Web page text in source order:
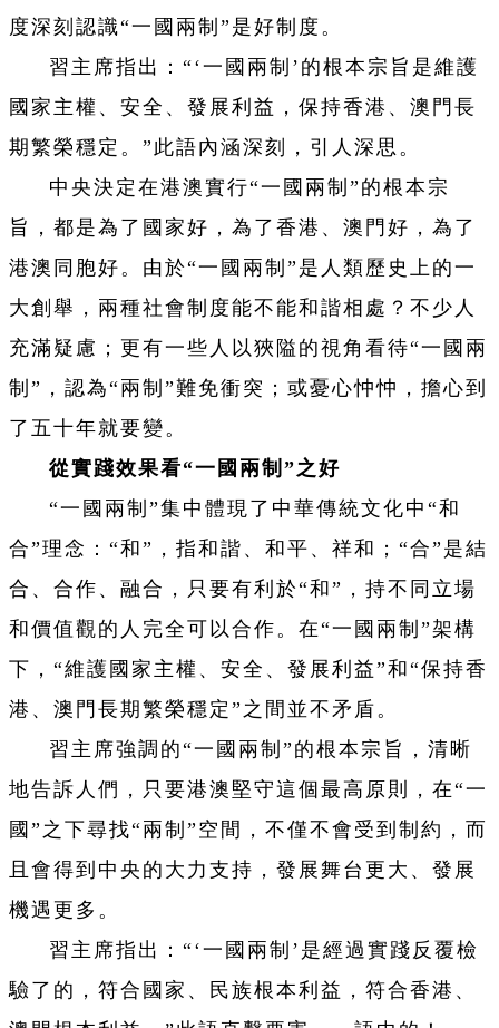
度深刻認識“一國兩制”是好制度。
習主席指出：“‘一國兩制 ’的根本宗旨是維護
國家主權、安全、發展利益，保持香港、澳門長
期繁榮穩定。”此語內涵深刻，引人深思。
中央決定在港澳實行“一國兩制”的根本宗
旨，都是為了國家好，為了香港、澳門好，為了
港澳同胞好。由於“一國兩制”是人類歷史上的一
大創舉，兩種社會制度能不能和諧相處？不少人
充滿疑慮；更有一些人以狹隘的視角看待“一國兩
制”，認為“兩制”難免衝突；或憂心忡忡，擔心到
了五十年就要變。
從實踐效果看“一國兩制”之好
“一國兩制”集中體現了中華傳統文化中“和
合”理念：“和”，指和諧、和平、祥和；“合”是結
合、合作、融合，只要有利於“和”，持不同立場
和價值觀的人完全可以合作。在“一國兩制”架構
下，“維護國家主權、安全、發展利益”和“保持香
港、澳門長期繁榮穩定”之間並不矛盾。
習主席強調的“一國兩制”的根本宗旨，清晰
地告訴人們，只要港澳堅守這個最高原則，在“一
國”之下尋找“兩制”空間，不僅不會受到制約，而
且會得到中央的大力支持，發展舞台更大、發展
機遇更多。
習主席指出：“‘一國兩制 ’是經過實踐反覆檢
驗了的，符合國家、民族根本利益，符合香港、